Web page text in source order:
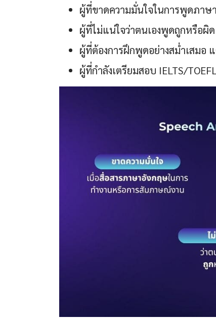
ผู้ที่ขาดความมั่นใจในการพูดภา
ผู้ที่ไม่แน่ใจว่าตนเองพูดถูกหรือผิด
ผู้ที่ต้องการฝึกพูดอย่างสม่ำเสมอ
ผู้ที่กำลังเตรียมสอบ IELTS/